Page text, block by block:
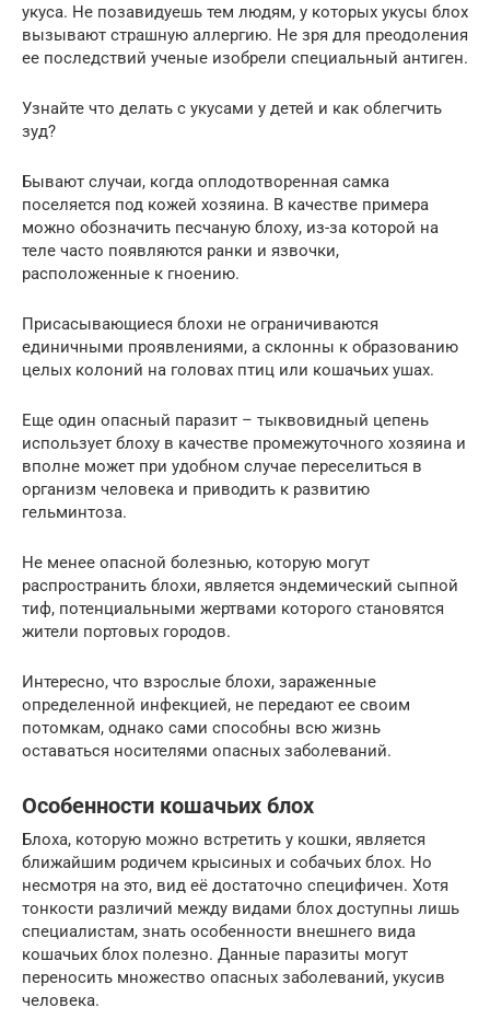
укуса. Не позавидуешь тем людям, у которых укусы блох
вызывают страшную аллергию. Не зря для преодоления
ее последствий ученые изобрели специальный антиген.
Узнайте что делать с укусами у детей и как облегчить
зуд?
Бывают случаи, когда оплодотворенная самка
поселяется под кожей хозяина. В качестве примера
можно обозначить песчаную блоху, из-за которой на
теле часто появляются ранки и язвочки,
расположенные к гноению.
Присасывающиеся блохи не ограничиваются
единичными проявлениями, а склонны к образованию
целых колоний на головах птиц или кошачьих ушах.
Еще один опасный паразит – тыквовидный цепень
использует блоху в качестве промежуточного хозяина и
вполне может при удобном случае переселиться в
организм человека и приводить к развитию
гельминтоза.
Не менее опасной болезнью, которую могут
распространить блохи, является эндемический сыпной
тиф, потенциальными жертвами которого становятся
жители портовых городов.
Интересно, что взрослые блохи, зараженные
определенной инфекцией, не передают ее своим
потомкам, однако сами способны всю жизнь
оставаться носителями опасных заболеваний.
Особенности кошачьих блох
Блоха, которую можно встретить у кошки, является
ближайшим родичем крысиных и собачьих блох. Но
несмотря на это, вид её достаточно специфичен. Хотя
тонкости различий между видами блох доступны лишь
специалистам, знать особенности внешнего вида
кошачьих блох полезно. Данные паразиты могут
переносить множество опасных заболеваний, укусив
человека.